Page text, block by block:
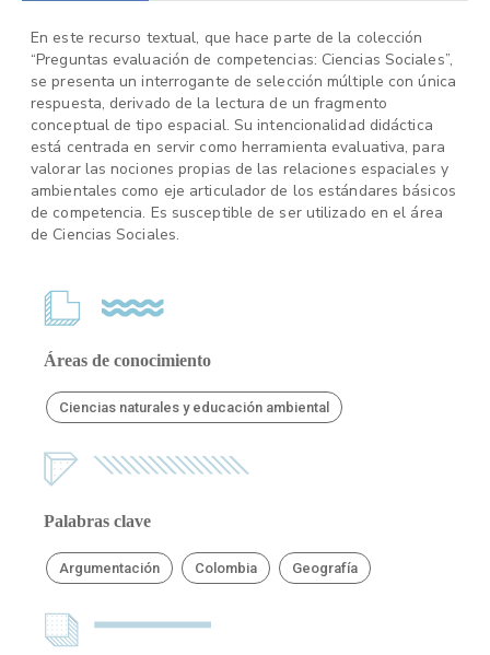
En este recurso textual, que hace parte de la colección
“Preguntas evaluación de competencias: Ciencias Sociales”,
se presenta un interrogante de selección múltiple con única
respuesta, derivado de la lectura de un fragmento
conceptual de tipo espacial. Su intencionalidad didáctica
está centrada en servir como herramienta evaluativa, para
valorar las nociones propias de las relaciones espaciales y
ambientales como eje articulador de los estándares básicos
de competencia. Es susceptible de ser utilizado en el área
de Ciencias Sociales.
Áreas de conocimiento
Ciencias naturales y educación ambiental
Palabras clave
Argumentación Colombia Geografía